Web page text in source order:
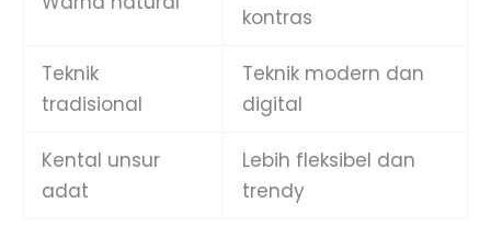
kontras
Teknik
tradisional
Teknik modern dan
digital
Kental unsur
adat
Lebih fleksibel dan
trendy